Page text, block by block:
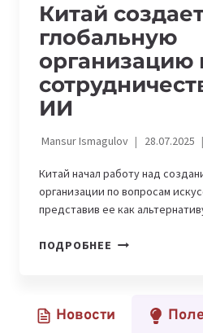
Китай
глобальную
организацию
ИИ
Mansur Ismagulov 28.07.2025
Китай начал работу над
организации по вопросам
представив ее как
ПОДРОБНЕЕ КИТАЙ
ПО
Новости